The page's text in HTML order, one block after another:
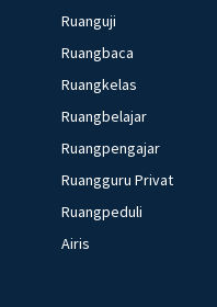
Ruanguji
Ruangbaca
Ruangkelas
Ruangbelajar
Ruangpengajar
Ruangguru Privat
Ruangpeduli
Airis